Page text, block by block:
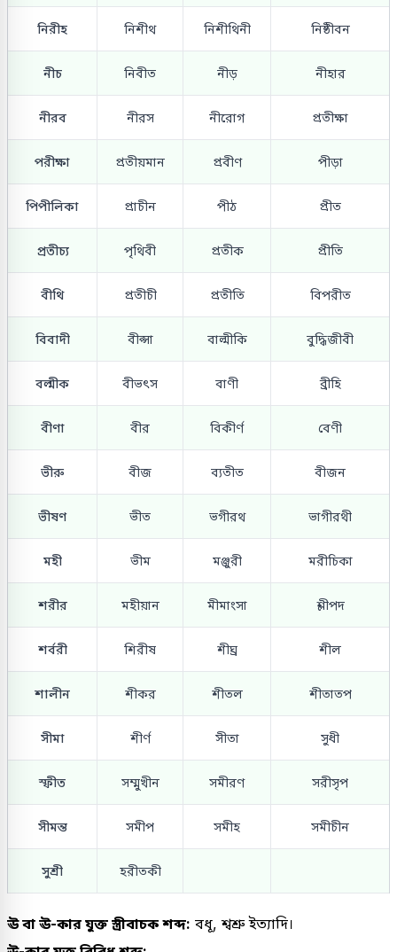
নিরীহ নিশীথ নিশীথিনী নিষ্ঠীবন
নীচ নিবীত নীড় নীহার
নীরব নীরস নীরোগ প্রতীক্ষা
পরীক্ষা প্রতীয়মান প্রবীণ পীড়া
পিপীলিকা প্রাচীন পীঠ প্রীত
প্রতীচ্য পৃথিবী প্রতীক প্রীতি
বীথি প্রতীচী প্রতীতি বিপরীত
বিবাদী বীপ্সা বাল্মীকি বুদ্ধিজীবী
বল্মীক বীভৎস বাণী ব্রীহি
বীণা বীর বিকীর্ণ বেণী
ভীরু বীজ ব্যতীত বীজন
ভীষণ ভীত ভগীরথ ভাগীরথী
মহী ভীম মঞ্জুরী মরীচিকা
শরীর মহীয়ান মীমাংসা শ্লীপদ
শর্বরী শিরীষ শীঘ্র শীল
শালীন শীকর শীতল শীতাতপ
সীমা শীর্ণ সীতা সুধী
স্ফীত সম্মুখীন সমীরণ সরীসৃপ
সীমন্ত সমীপ সমীহ সমীচীন
সুশ্রী হরীতকী
ঊ বা ঊ-কার যুক্ত স্ত্রীবাচক শব্দ: বধূ, শ্বশ্রু ইত্যাদি।